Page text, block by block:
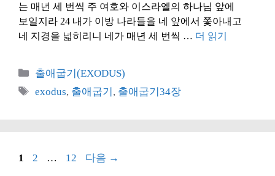
는 매년 세 번씩 주 여호와 이스라엘의 하나님 앞에
보일지라 24 내가 이방 나라들을 네 앞에서 쫓아내고
네 지경을 넓히리니 네가 매년 세 번씩 … 더 읽기
카
출애굽기(EXODUS)
태
exodus, 출애굽기 , 출애굽기34장
페
1
페
2 …
페
12 다음 →